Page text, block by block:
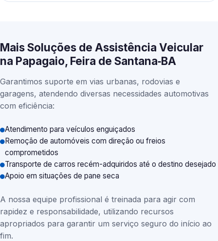
Mais Soluções de Assistência Veicular
na Papagaio, Feira de Santana‑BA
Garantimos suporte em vias urbanas, rodovias e
garagens, atendendo diversas necessidades automotivas
com eficiência:
Atendimento para veículos enguiçados
Remoção de automóveis com direção ou freios
comprometidos
Transporte de carros recém-adquiridos até o destino desejado
Apoio em situações de pane seca
A nossa equipe profissional é treinada para agir com
rapidez e responsabilidade, utilizando recursos
apropriados para garantir um serviço seguro do início ao
fim.